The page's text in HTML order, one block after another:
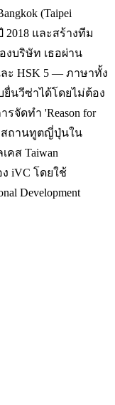
(Taipei
2018 และสร้างทีม
งบริษัท เธอผ่าน
ละ HSK 5 — ภาษาทั้ง
นวีซ่าได้โดยไม่ต้อง
จัดทำ 'Reason for
สถานทูตญี่ปุ่นใน
คส Taiwan
ง iVC โดยใช้
Development